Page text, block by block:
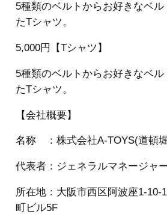
5種類のベルトからお好きなベ
たTシャツ。
5,000円【Tシャツ】
5種類のベルトからお好きなベ
たTシャツ。
【会社概要】
名称 ：株式会社A-TOYS(道頓
代表者：ジェネラルマネージャ
所在地：大阪市西区阿波座1-10-
町ビル5F